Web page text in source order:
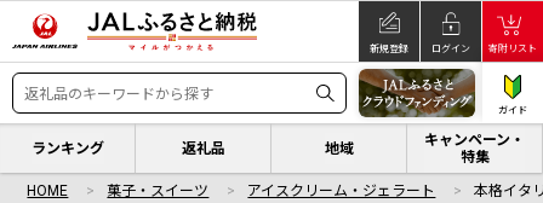
新規登録 ログイン 寄附リスト
ガイド
ランキング 返礼品 地域
キャンペーン・
特集
HOME 菓子・スイーツ アイスクリーム・ジェラート
本格イタ